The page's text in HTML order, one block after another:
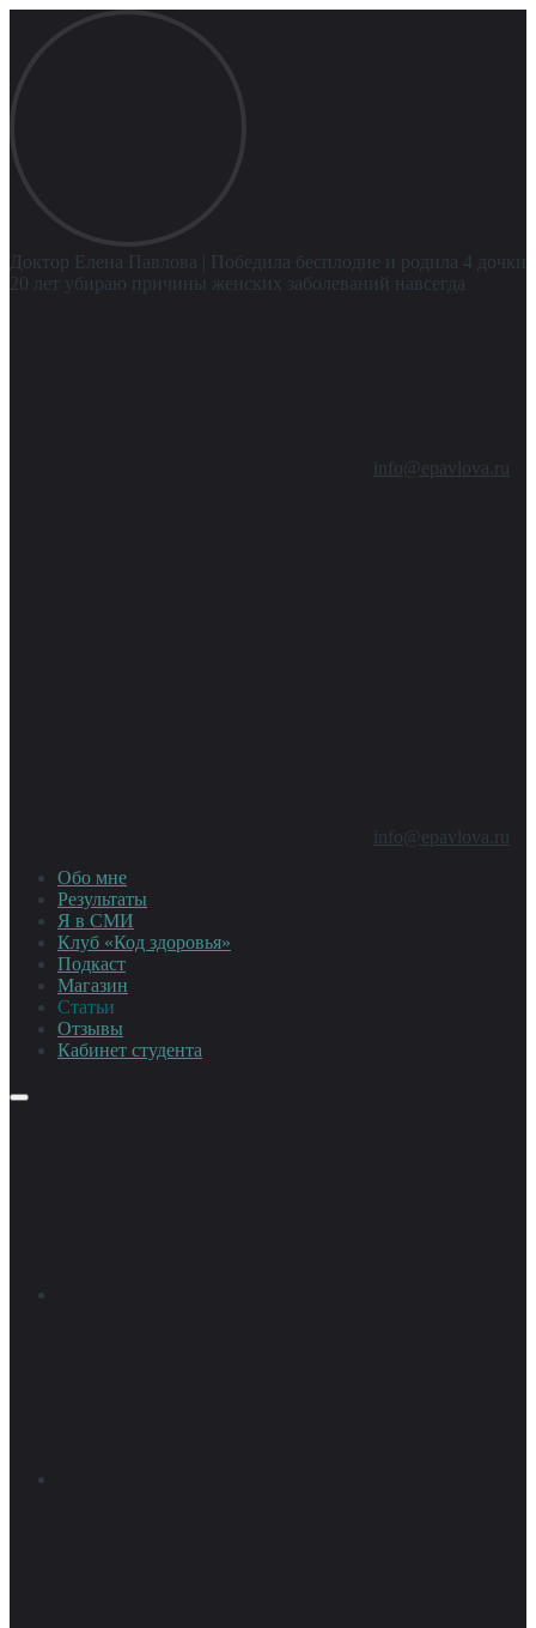
Доктор Елена Павлова
| Победила бесплодие и родила 4 дочки
20 лет убираю причины женских заболеваний навсегда
info@epavlova.ru
info@epavlova.ru
Обо мне
Результаты
Я в СМИ
Клуб «Код здоровья»
Подкаст
Магазин
Статьи
Отзывы
Кабинет студента